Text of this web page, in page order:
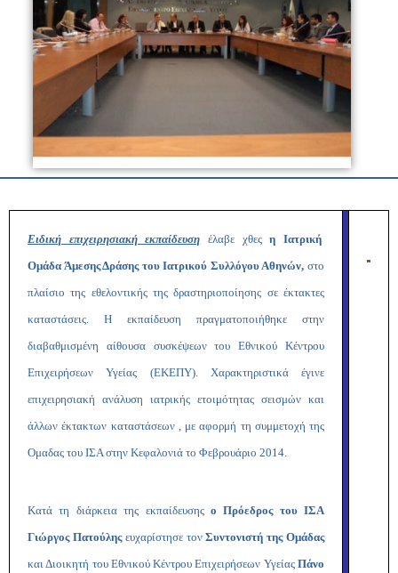
Ειδική επιχειρησιακή εκπαίδευση έλαβε χθεςη Ιατρική
Ομάδα Άμεσης Δράσης του Ιατρικού Συλλόγου Αθηνών, στο
πλαίσιο της εθελοντικής της δραστηριοποίησης σε έκτακτες
καταστάσεις. Η εκπαίδευση πραγματοποιήθηκε στην
διαβαθμισμένη αίθουσα συσκέψεων του Εθνικού Κέντρου
Επιχειρήσεων Υγείας (ΕΚΕΠΥ). Χαρακτηριστικά έγινε
επιχειρησιακή ανάλυση ιατρικής ετοιμότητας σεισμών και
άλλων έκτακτων καταστάσεων , με αφορμή τη συμμετοχή της
Ομαδας του ΙΣΑ στην Κεφαλονιά το Φεβρουάριο 2014.
Κατά τη διάρκεια της εκπαίδευσης ο Πρόεδρος του ΙΣΑ
Γιώργος Πατούληςευχαρίστησε τονΣυντονιστή της Ομάδας
και Διοικητή του Εθνικού Κέντρου Επιχειρήσεων Υγείας Πάνο